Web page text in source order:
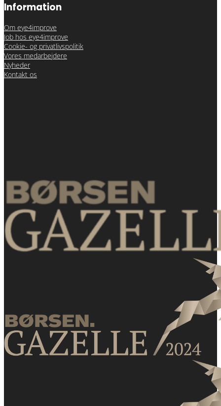
Information
Om eye4improve
Job hos eye4improve
Cookie- og privatlivspolitik
Vores medarbejdere
Nyheder
Kontakt os